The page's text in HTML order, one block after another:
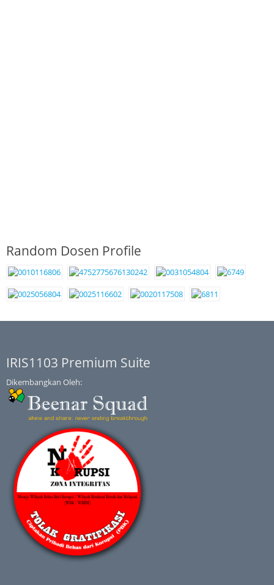
Random Dosen Profile
IRIS1103 Premium Suite
Dikembangkan Oleh: